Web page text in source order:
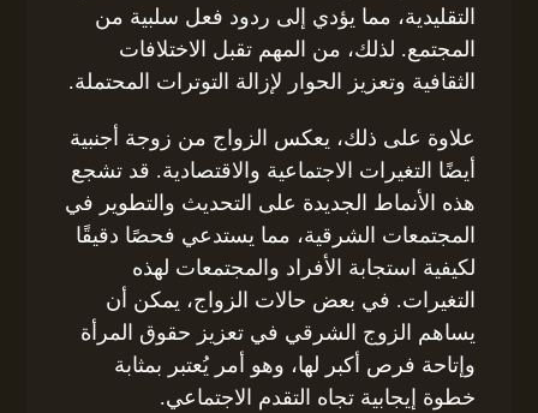
التقليدية، مما يؤدي إلى ردود فعل سلبية من
المجتمع. لذلك، من المهم تقبل الاختلافات
الثقافية وتعزيز الحوار لإزالة التوترات المحتملة.
علاوة على ذلك، يعكس الزواج من زوجة أجنبية
أيضًا التغيرات الاجتماعية والاقتصادية. قد تشجع
هذه الأنماط الجديدة على التحديث والتطوير في
المجتمعات الشرقية، مما يستدعي فحصًا دقيقًا
لكيفية استجابة الأفراد والمجتمعات لهذه
التغيرات. في بعض حالات الزواج، يمكن أن
يساهم الزوج الشرقي في تعزيز حقوق المرأة
وإتاحة فرص أكبر لها، وهو أمر يُعتبر بمثابة
خطوة إيجابية تجاه التقدم الاجتماعي.